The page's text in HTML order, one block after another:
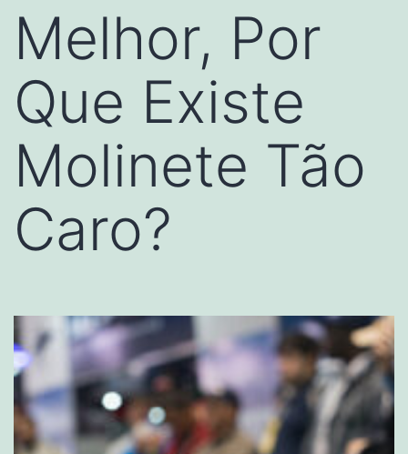
Melhor, Por
Que Existe
Molinete Tão
Caro?